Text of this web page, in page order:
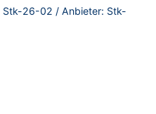
Stk-26-02 / Anbieter: Stk-